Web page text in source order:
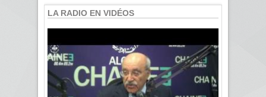
LA RADIO EN VIDÉOS